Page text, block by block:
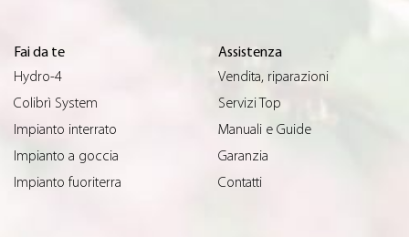
Fai da te
Hydro-4
Colibrì System
Impianto interrato
Impianto a goccia
Impianto fuoriterra
Assistenza
Vendita, riparazioni
Servizi Top
Manuali e Guide
Garanzia
Contatti